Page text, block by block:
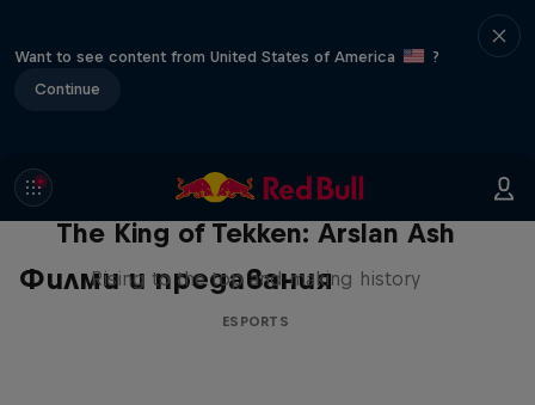
Want to see content from United States of America
?
Continue
Филми и предавания
The King of Tekken: Arslan Ash
Rising to the top and making history
ESPORTS